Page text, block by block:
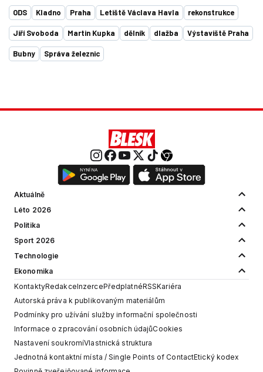
ODS Kladno Praha Letiště Václava Havla rekonstrukce
Jiří Svoboda Martin Kupka dělník dlažba Výstaviště Praha
Bubny Správa železnic
Aktuálně
Léto 2026
Politika
Sport 2026
Technologie
Ekonomika
KontaktyRedakceInzercePředplatnéRSSKariéra
Autorská práva k publikovaným materiálům
Podmínky pro užívání služby informační společnosti
Informace o zpracování osobních údajůCookies
Nastavení soukromíVlastnická struktura
Jednotná kontaktní místa / Single Points of ContactEtický kodex